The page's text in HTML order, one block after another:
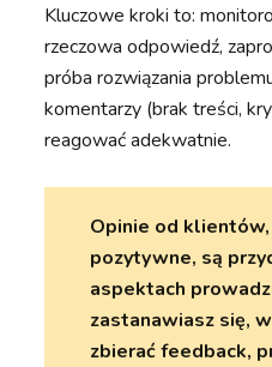
Kluczowe kroki to:
rzeczowa odpowiedź,
próba rozwiązania
komentarzy (brak treści,
reagować adekwatnie.
Opinie od
pozytywne, są
aspektach
zastanawiasz się,
zbierać feedback,